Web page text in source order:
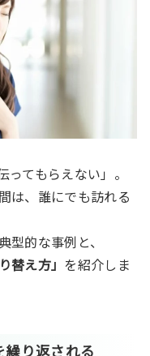
ってもらえない」。
は、誰にでも訪れる
的な事例と、
替え方」 を紹介しま
り返される